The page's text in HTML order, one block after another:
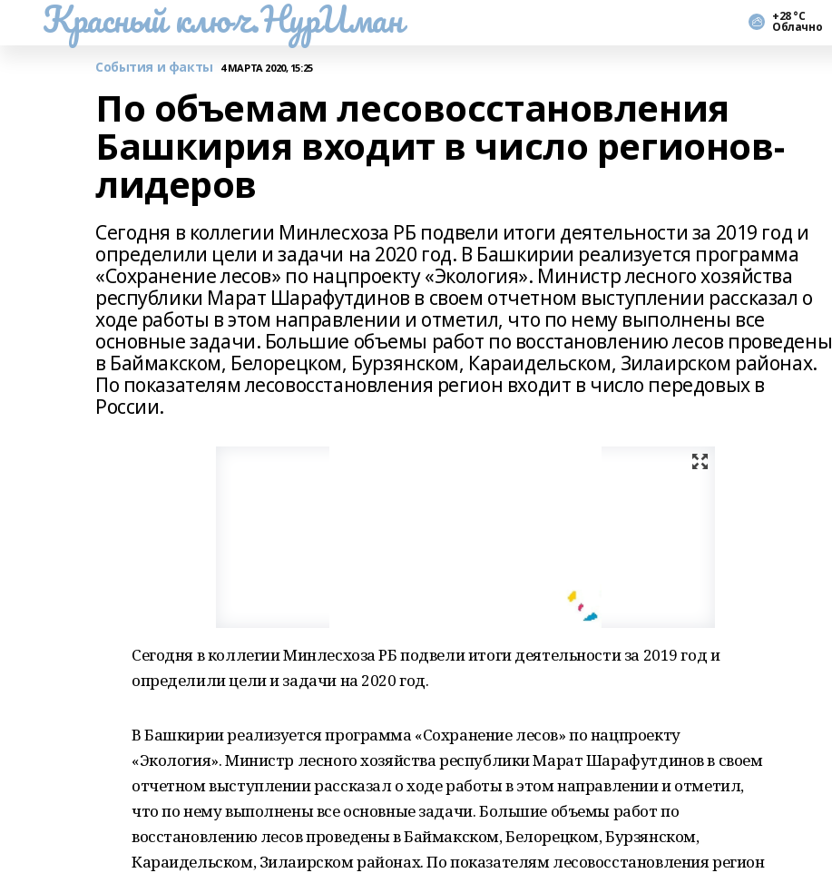
Красный ключ.НурИман +28 °С
Облачно
События и факты 4 МАРТА 2020, 15:25
По объемам лесовосстановления
Башкирия входит в число регионов-
лидеров
Сегодня в коллегии Минлесхоза РБ подвели итоги деятельности за 2019 год и
определили цели и задачи на 2020 год. В Башкирии реализуется программа
«Сохранение лесов» по нацпроекту «Экология». Министр лесного хозяйства
республики Марат Шарафутдинов в своем отчетном выступлении рассказал о
ходе работы в этом направлении и отметил, что по нему выполнены все
основные задачи. Большие объемы работ по восстановлению лесов проведены
в Баймакском, Белорецком, Бурзянском, Караидельском, Зилаирском районах.
По показателям лесовосстановления регион входит в число передовых в
России.
Сегодня в коллегии Минлесхоза РБ подвели итоги деятельности за 2019 год и
определили цели и задачи на 2020 год.
В Башкирии реализуется программа «Сохранение лесов» по нацпроекту
«Экология». Министр лесного хозяйства республики Марат Шарафутдинов в своем
отчетном выступлении рассказал о ходе работы в этом направлении и отметил,
что по нему выполнены все основные задачи. Большие объемы работ по
восстановлению лесов проведены в Баймакском, Белорецком, Бурзянском,
Караидельском, Зилаирском районах. По показателям лесовосстановления регион